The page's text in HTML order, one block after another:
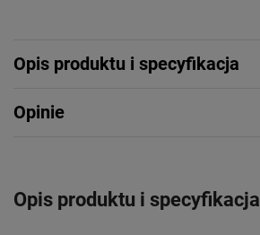
Opis produktu i specyfikacja
Opinie
Opis produktu i specyfikacja